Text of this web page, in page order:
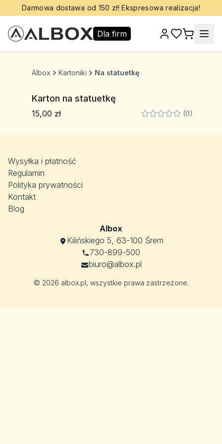
Darmowa dostawa od 150 zł! Ekspresowa realizacja!
Dla firm
Albox Kartoniki Na statuetkę
Karton na statuetkę
15,00 zł (0)
Wysyłka i płatność
Regulamin
Polityka prywatności
Kontakt
Blog
Albox
Kilińskiego 5, 63-100 Śrem
730-899-500
biuro@albox.pl
© 2026 albox.pl, wszystkie prawa zastrzeżone.